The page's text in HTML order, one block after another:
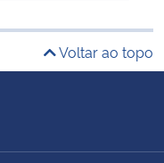
Voltar ao topo